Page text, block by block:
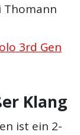
Thomann
3rd Gen
Klang
ist ein 2-